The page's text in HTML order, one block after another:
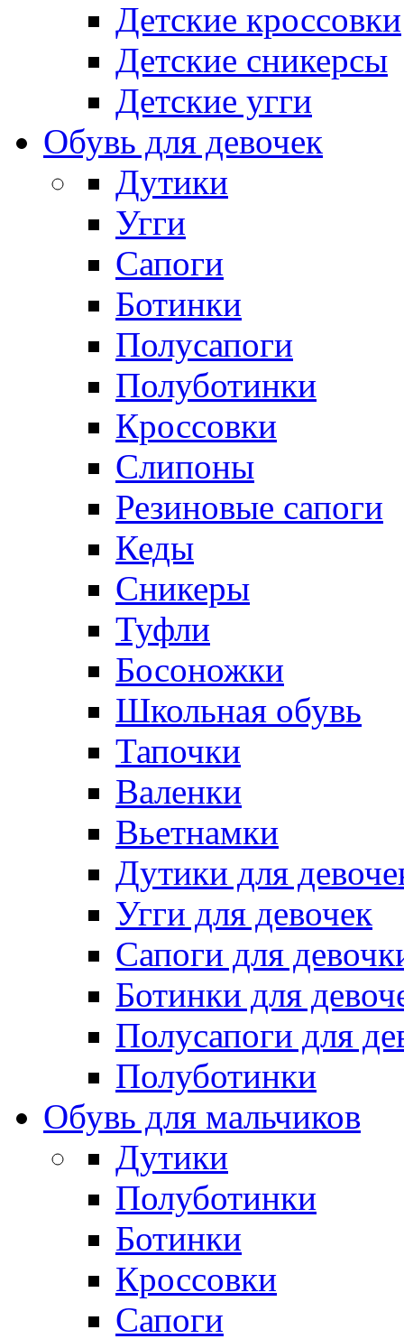
Детские кроссовки
Детские сникерсы
Детские угги
Обувь для девочек
Дутики
Угги
Сапоги
Ботинки
Полусапоги
Полуботинки
Кроссовки
Слипоны
Резиновые сапоги
Кеды
Сникеры
Туфли
Босоножки
Школьная обувь
Тапочки
Валенки
Вьетнамки
Дутики для
Угги для девочек
Сапоги для
Ботинки для
Полусапоги для
Полуботинки
Обувь для мальчиков
Дутики
Полуботинки
Ботинки
Кроссовки
Сапоги